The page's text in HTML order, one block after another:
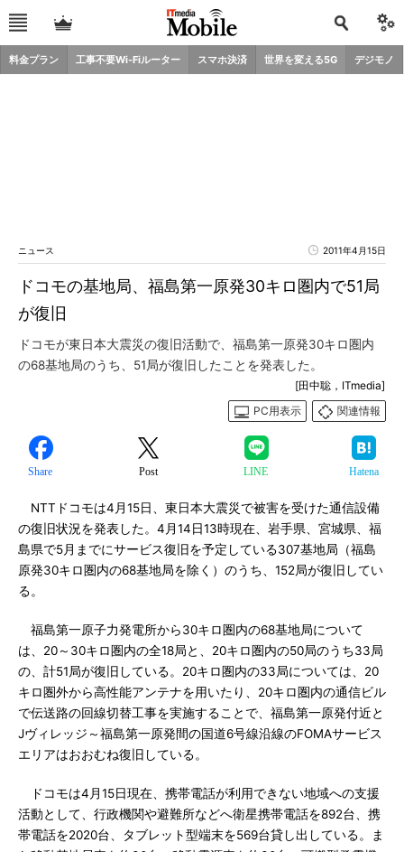
料金プラン 工事不要Wi-Fiルーター スマホ決済 世界を変える5G デジモノ
ニュース 2011年4月15日
ドコモの基地局、福島第一原発30キロ圏内で51局
が復旧
ドコモが東日本大震災の復旧活動で、福島第一原発30キロ圏内
の68基地局のうち、51局が復旧したことを発表した。
[田中聡，ITmedia]
PC用表示
関連情報
Share Post LINE Hatena
NTTドコモは4月15日、東日本大震災で被害を受けた通信設備
の復旧状況を発表した。4月14日13時現在、岩手県、宮城県、福
島県で5月までにサービス復旧を予定している307基地局（福島
原発30キロ圏内の68基地局を除く）のうち、152局が復旧してい
る。
福島第一原子力発電所から30キロ圏内の68基地局について
は、20～30キロ圏内の全18局と、20キロ圏内の50局のうち33局
の、計51局が復旧している。20キロ圏内の33局については、20
キロ圏外から高性能アンテナを用いたり、20キロ圏内の通信ビル
で伝送路の回線切替工事を実施することで、福島第一原発付近と
Jヴィレッジ～福島第一原発間の国道6号線沿線のFOMAサービス
エリアはおおむね復旧している。
ドコモは4月15日現在、携帯電話が利用できない地域への支援
活動として、行政機関や避難所などへ衛星携帯電話を892台、携
帯電話を2020台、タブレット型端末を569台貸し出している。ま